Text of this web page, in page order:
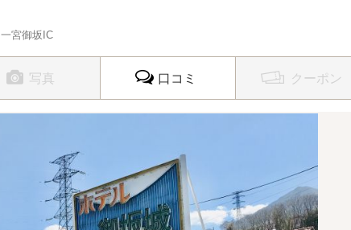
一宮御坂IC
写真 口コミ クーポン